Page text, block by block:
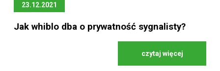
23.12.2021
Jak whiblo dba o prywatność sygnalisty?
czytaj więcej